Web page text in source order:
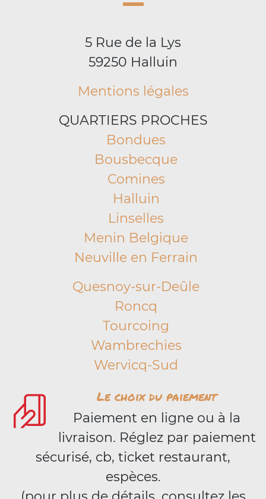
5 Rue de la Lys
59250 Halluin
Mentions légales
QUARTIERS PROCHES
Bondues
Bousbecque
Comines
Halluin
Linselles
Menin Belgique
Neuville en Ferrain
Quesnoy-sur-Deûle
Roncq
Tourcoing
Wambrechies
Wervicq-Sud
Le choix du paiement
Paiement en ligne ou à la
livraison. Réglez par paiement
sécurisé, cb, ticket restaurant,
espèces.